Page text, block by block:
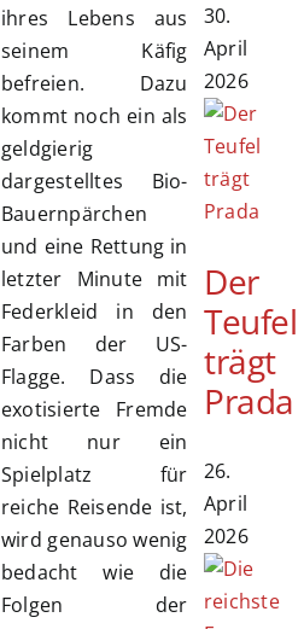
ihres Lebens aus
seinem Käfig
befreien. Dazu
kommt noch ein als
geldgierig
dargestelltes Bio-
Bauernpärchen
und eine Rettung in
letzter Minute mit
Federkleid in den
Farben der US-
Flagge. Dass die
exotisierte Fremde
nicht nur ein
Spielplatz für
reiche Reisende ist,
wird genauso wenig
bedacht wie die
Folgen der
30.
April
2026
Der
Teufel
trägt
Prada
26.
April
2026